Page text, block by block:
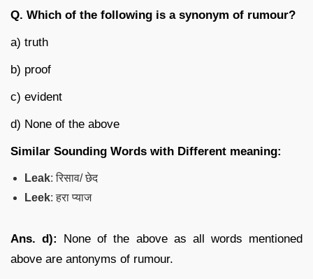
Q. Which of the following is a synonym of rumour?
a) truth
b) proof
c) evident
d) None of the above
Similar Sounding Words with Different meaning:
Leak: रिसाव/ छेद
Leek: हरा प्याज
Ans. d):
None of the above as all words mentioned
above are antonyms of rumour.